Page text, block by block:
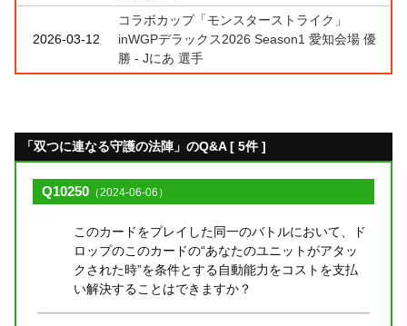
2026-03-12
コラボカップ「モンスターストライク」
inWGPデラックス2026 Season1 愛知会場 優
勝 - Jにあ 選手
「双つに連なる守護の法陣」のQ&A [ 5件 ]
Q10250 （2024-06-06）
このカードをプレイした同一のバトルにおいて、ド
ロップのこのカードの“あなたのユニットがアタッ
クされた時”を条件とする自動能力をコストを支払
い解決することはできますか？